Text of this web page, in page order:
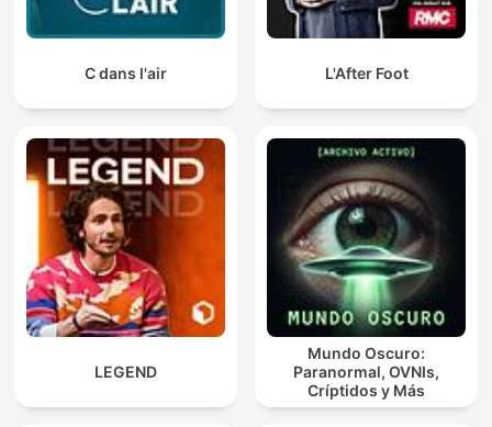
C dans l'air L'After Foot
LEGEND
Mundo Oscuro:
Paranormal, OVNIs,
Críptidos y Más